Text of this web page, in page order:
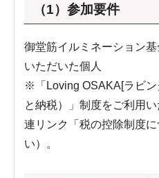
（1）参加要件
御堂筋イルミネーション
いただいた個人
※「Loving OSAKA[ラビン
と納税）」制度をご利用
連リンク「税の控除制度
い）。